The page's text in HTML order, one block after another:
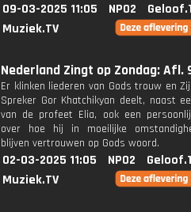
09-03-2025 11:05 NPO2
Muziek.TV
Nederland Zingt op Zondag: Afl.
Er klinken liederen van Gods trouw en
Spreker Gor Khatchikyan deelt, naast
van de profeet Elia, ook een
over hoe hij in moeilijke
blijven vertrouwen op Gods woord.
02-03-2025 11:05 NPO2
Muziek.TV